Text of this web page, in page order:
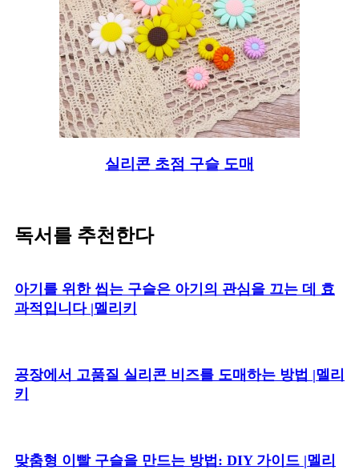
실리콘 초점 구슬 도매
독서를 추천한다
아기를 위한 씹는 구슬은 아기의 관심을 끄는 데 효
과적입니다 |멜리키
공장에서 고품질 실리콘 비즈를 도매하는 방법 |멜리
키
맞춤형 이빨 구슬을 만드는 방법: DIY 가이드 |멜리